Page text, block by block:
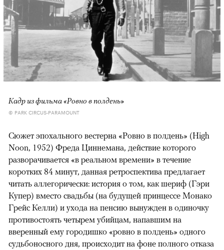
Кадр из фильма «Ровно в полдень»
© PARK CIRCUS-PARAMOUNT
Сюжет эпохального вестерна «Ровно в полдень» (High
Noon, 1952) Фреда Циннемана, действие которого
разворачивается «в реальном времени» в течение
коротких 84 минут, данная ретроспектива предлагает
читать аллегорически: история о том, как шериф (Гэри
Купер) вместо свадьбы (на будущей принцессе Монако
Грейс Келли) и ухода на пенсию вынужден в одиночку
противостоять четырем убийцам, напавшим на
вверенный ему городишко «ровно в полдень» одного
судьбоносного дня, происходит на фоне полного отказа